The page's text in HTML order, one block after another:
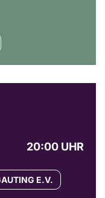
20:00 UHR
E.V.